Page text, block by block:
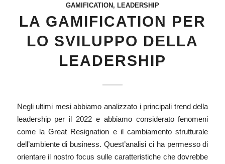
GAMIFICATION , LEADERSHIP
LA GAMIFICATION PER
LO SVILUPPO DELLA
LEADERSHIP
Negli ultimi mesi abbiamo analizzato i principali trend della
leadership per il 2022 e abbiamo considerato fenomeni
come la Great Resignation e il cambiamento strutturale
dell’ambiente di business. Quest’analisi ci ha permesso di
orientare il nostro focus sulle caratteristiche che dovrebbe